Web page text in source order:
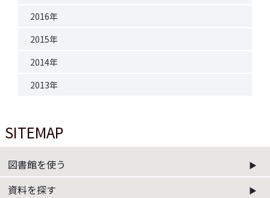
2016年
2015年
2014年
2013年
SITEMAP
図書館を使う
資料を探す